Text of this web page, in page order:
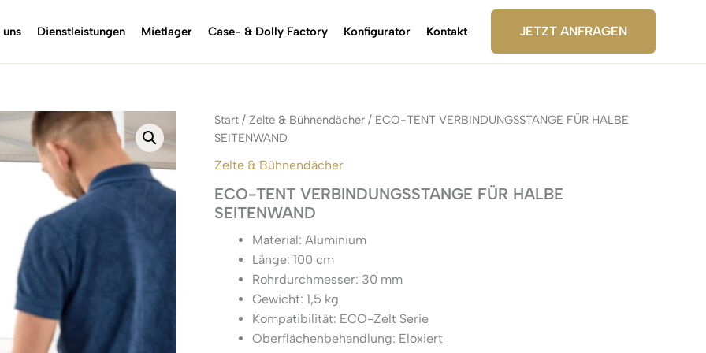
Dienstleistungen Mietlager Case- & Dolly Factory Konfigurator Kontakt JETZT ANFRAGEN
Start / Zelte & Bühnendächer / ECO-TENT VERBINDUNGSSTANGE FÜR HALBE
SEITENWAND
Zelte & Bühnendächer
ECO-TENT VERBINDUNGSSTANGE FÜR HALBE
SEITENWAND
Material: Aluminium
Länge: 100 cm
Rohrdurchmesser: 30 mm
Gewicht: 1,5 kg
Kompatibilität: ECO-Zelt Serie
Oberflächenbehandlung: Eloxiert